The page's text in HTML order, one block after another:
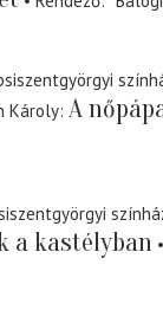
Károly A
a kastélyban